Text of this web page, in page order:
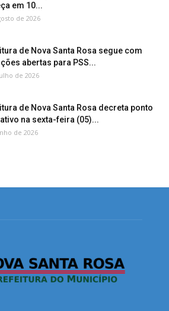
em 10...
de 2026
de Nova Santa Rosa segue com
abertas para PSS...
de 2026
de Nova Santa Rosa decreta ponto
na sexta-feira (05)...
de 2026